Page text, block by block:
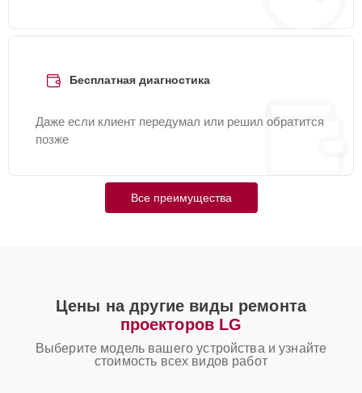
Бесплатная диагностика
Даже если клиент передумал или решил обратится
позже
Все преимущества
Цены на другие виды ремонта
проекторов LG
Выберите модель вашего устройства и узнайте
стоимость всех видов работ